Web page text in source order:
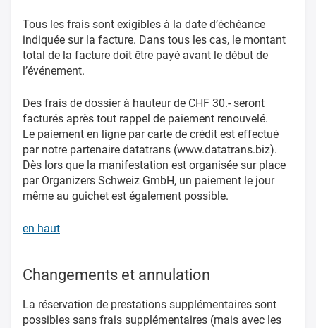
Tous les frais sont exigibles à la date d’échéance
indiquée sur la facture. Dans tous les cas, le montant
total de la facture doit être payé avant le début de
l’événement.
Des frais de dossier à hauteur de CHF 30.- seront
facturés après tout rappel de paiement renouvelé.
Le paiement en ligne par carte de crédit est effectué
par notre partenaire datatrans (www.datatrans.biz).
Dès lors que la manifestation est organisée sur place
par Organizers Schweiz GmbH, un paiement le jour
même au guichet est également possible.
en haut
Changements et annulation
La réservation de prestations supplémentaires sont
possibles sans frais supplémentaires (mais avec les